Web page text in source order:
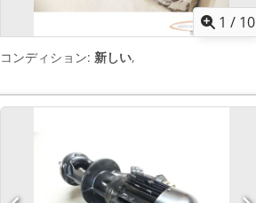
1 / 10
コンディション: 新しい,